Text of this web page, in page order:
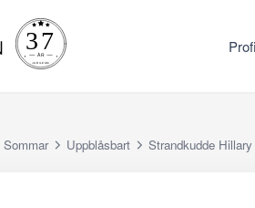
Sommar Uppblåsbart Strandkudde Hillary